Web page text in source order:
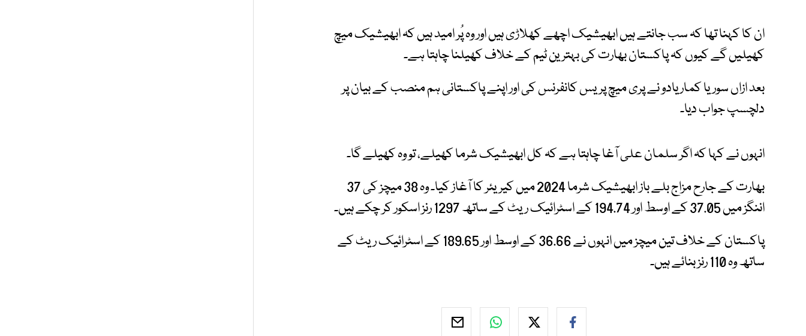
ان کا کہنا تھا کہ سب جانتے ہیں ابھیشیک اچھے کھلاڑی ہیں اور وہ پُر امید ہیں کہ ابھیشیک میچ
کھیلیں گے کیوں کہ پاکستان بھارت کی بہترین ٹیم کے خلاف کھیلنا چاہتا ہے۔
بعد ازاں سوریا کمار یادو نے پری میچ پریس کانفرنس کی اور اپنے پاکستانی ہم منصب کے بیان پر
دلچسپ جواب دیا۔
انہوں نے کہا کہ اگر سلمان علی آغا چاہتا ہے کہ کل ابھیشیک شرما کھیلے، تو وہ کھیلے گا۔
بھارت کے جارح مزاج بلے باز ابھیشیک شرما 2024 میں کیریئر کا آغاز کیا۔ وہ 38 میچز کی 37
اننگز میں 37.05 کے اوسط اور 194.74 کے اسٹرائیک ریٹ کے ساتھ 1297 رنز اسکور کر چکے ہیں۔
پاکستان کے خلاف تین میچز میں انہوں نے 36.66 کے اوسط اور 189.65 کے اسٹرائیک ریٹ کے
ساتھ وہ 110 رنز بنائے ہیں۔